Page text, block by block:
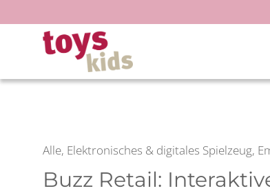
Inhalt
springen
Alle, Elektronisches & digitales Spielzeug,
Buzz Retail: